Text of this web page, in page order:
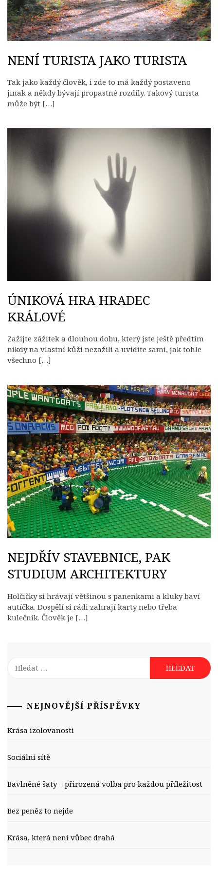
NENÍ TURISTA JAKO TURISTA
Tak jako každý člověk, i zde to má každý postaveno
jinak a někdy bývají propastné rozdíly. Takový turista
může být […]
ÚNIKOVÁ HRA HRADEC
KRÁLOVÉ
Zažijte zážitek a dlouhou dobu, který jste ještě předtím
nikdy na vlastní kůži nezažili a uvidíte sami, jak tohle
všechno […]
NEJDŘÍV STAVEBNICE, PAK
STUDIUM ARCHITEKTURY
Holčičky si hrávají většinou s panenkami a kluky baví
autíčka. Dospělí si rádi zahrají karty nebo třeba
kulečník. Člověk je […]
NEJNOVĚJŠÍ PŘÍSPĚVKY
Krása izolovanosti
Sociální sítě
Bavlněné šaty – přirozená volba pro každou příležitost
Bez peněz to nejde
Krása, která není vůbec drahá